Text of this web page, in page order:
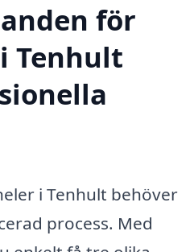
för
Tenhult
i Tenhult behöver
process. Med